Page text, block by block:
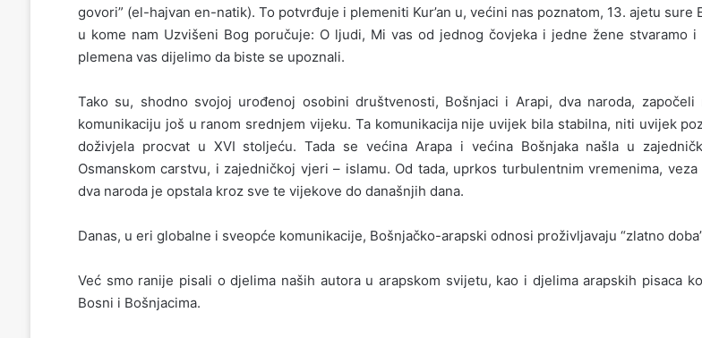
govori” (el-hajvan en-natik). To potvrđuje i plemeniti Kur’an u, većini nas poznatom, 13. ajetu sure
u kome nam Uzvišeni Bog poručuje: O ljudi, Mi vas od jednog čovjeka i jedne žene stvaramo i
plemena vas dijelimo da biste se upoznali.
Tako su, shodno svojoj urođenoj osobini društvenosti, Bošnjaci i Arapi, dva naroda, započeli
komunikaciju još u ranom srednjem vijeku. Ta komunikacija nije uvijek bila stabilna, niti uvijek
doživjela procvat u XVI stoljeću. Tada se većina Arapa i većina Bošnjaka našla u
Osmanskom carstvu, i zajedničkoj vjeri – islamu. Od tada, uprkos turbulentnim vremenima,
dva naroda je opstala kroz sve te vijekove do današnjih dana.
Danas, u eri globalne i sveopće komunikacije, Bošnjačko-arapski odnosi proživljavaju “zlatno
Već smo ranije pisali o djelima naših autora u arapskom svijetu, kao i djelima arapskih pisaca
Bosni i Bošnjacima.